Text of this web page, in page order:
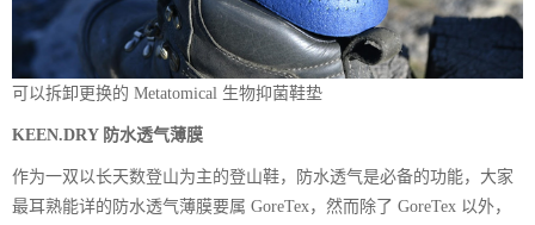
可以拆卸更换的 Metatomical 生物抑菌鞋垫
KEEN.DRY 防水透气薄膜
作为一双以长天数登山为主的登山鞋，防水透气是必备的功能，大家
最耳熟能详的防水透气薄膜要属 GoreTex，然而除了 GoreTex 以外，